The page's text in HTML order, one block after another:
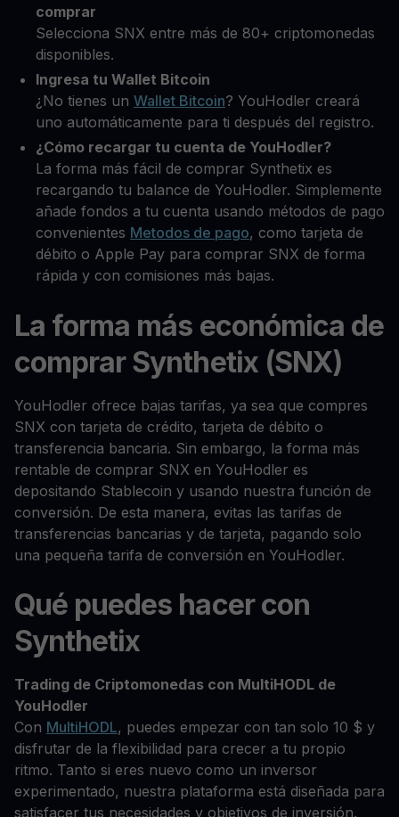
comprar
Selecciona SNX entre más de 80+ criptomonedas
disponibles.
Ingresa tu Wallet Bitcoin
¿No tienes un Wallet Bitcoin? YouHodler creará
uno automáticamente para ti después del registro.
¿Cómo recargar tu cuenta de YouHodler?
La forma más fácil de comprar Synthetix es
recargando tu balance de YouHodler. Simplemente
añade fondos a tu cuenta usando métodos de pago
convenientes Metodos de pago, como tarjeta de
débito o Apple Pay para comprar SNX de forma
rápida y con comisiones más bajas.
La forma más económica de
comprar Synthetix (SNX)
YouHodler ofrece bajas tarifas, ya sea que compres
SNX con tarjeta de crédito, tarjeta de débito o
transferencia bancaria. Sin embargo, la forma más
rentable de comprar SNX en YouHodler es
depositando Stablecoin y usando nuestra función de
conversión. De esta manera, evitas las tarifas de
transferencias bancarias y de tarjeta, pagando solo
una pequeña tarifa de conversión en YouHodler.
Qué puedes hacer con
Synthetix
Trading de Criptomonedas con MultiHODL de
YouHodler
Con MultiHODL, puedes empezar con tan solo 10 $ y
disfrutar de la flexibilidad para crecer a tu propio
ritmo. Tanto si eres nuevo como un inversor
experimentado, nuestra plataforma está diseñada para
satisfacer tus necesidades y objetivos de inversión.